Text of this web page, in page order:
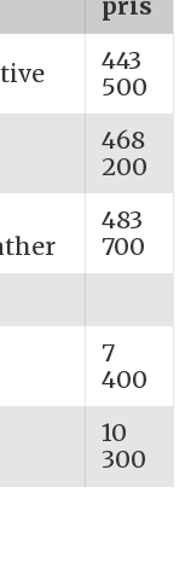
443
500
468
200
483
700
7
400
10
300